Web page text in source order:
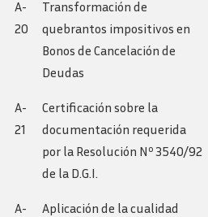
A-
20
Transformación de
quebrantos impositivos en
Bonos de Cancelación de
Deudas
A-
21
Certificación sobre la
documentación requerida
por la Resolución Nº 3540/92
de la D.G.I.
A-
Aplicación de la cualidad